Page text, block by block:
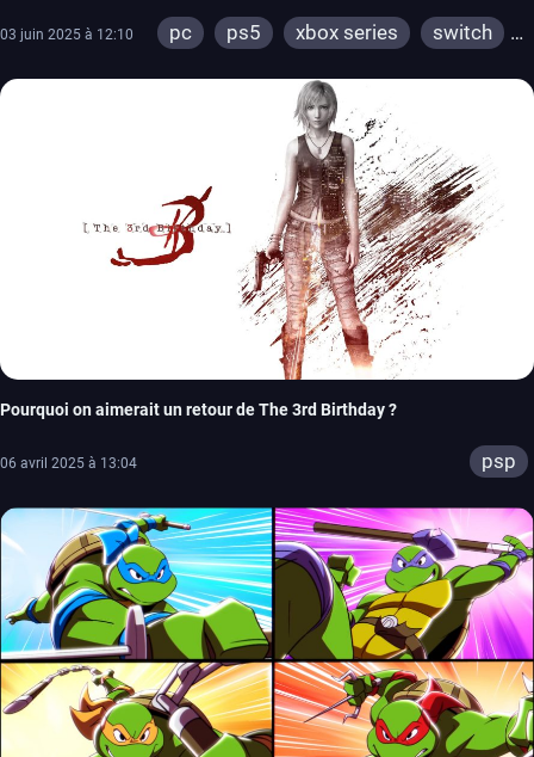
03 juin 2025 à 12:10 pc ps5 xbox series
switch
Pourquoi on aimerait un retour de The 3rd Birthday ?
06 avril 2025 à 13:04 psp